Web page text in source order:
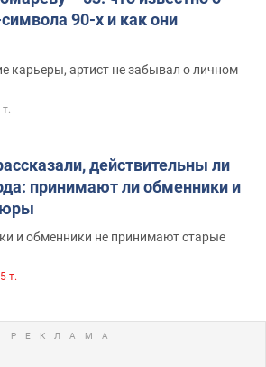
90-х и как они
карьеры, артист не забывал о личном
т.
действительны ли
принимают ли обменники и
и обменники не принимают старые
т.